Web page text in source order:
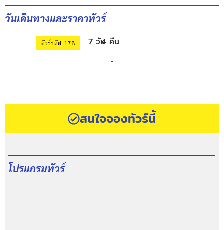
วันเดินทางและราคาทัวร์
ทัวร์รหัส: 178 7 วัน4 คืน
-
สนใจจองทัวร์นี้
โปรแกรมทัวร์